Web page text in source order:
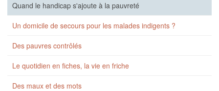
Quand le handicap s'ajoute à la pauvreté
Un domicile de secours pour les malades indigents ?
Des pauvres contrôlés
Le quotidien en fiches, la vie en friche
Des maux et des mots